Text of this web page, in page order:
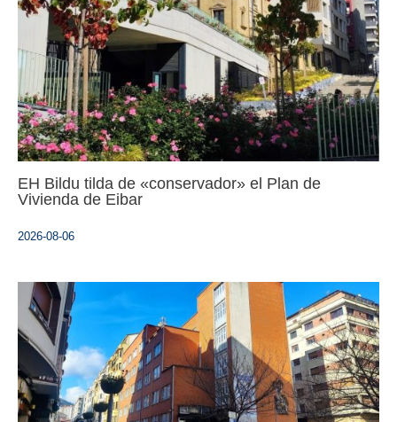
EH Bildu tilda de «conservador» el Plan de
Vivienda de Eibar
2026-08-06